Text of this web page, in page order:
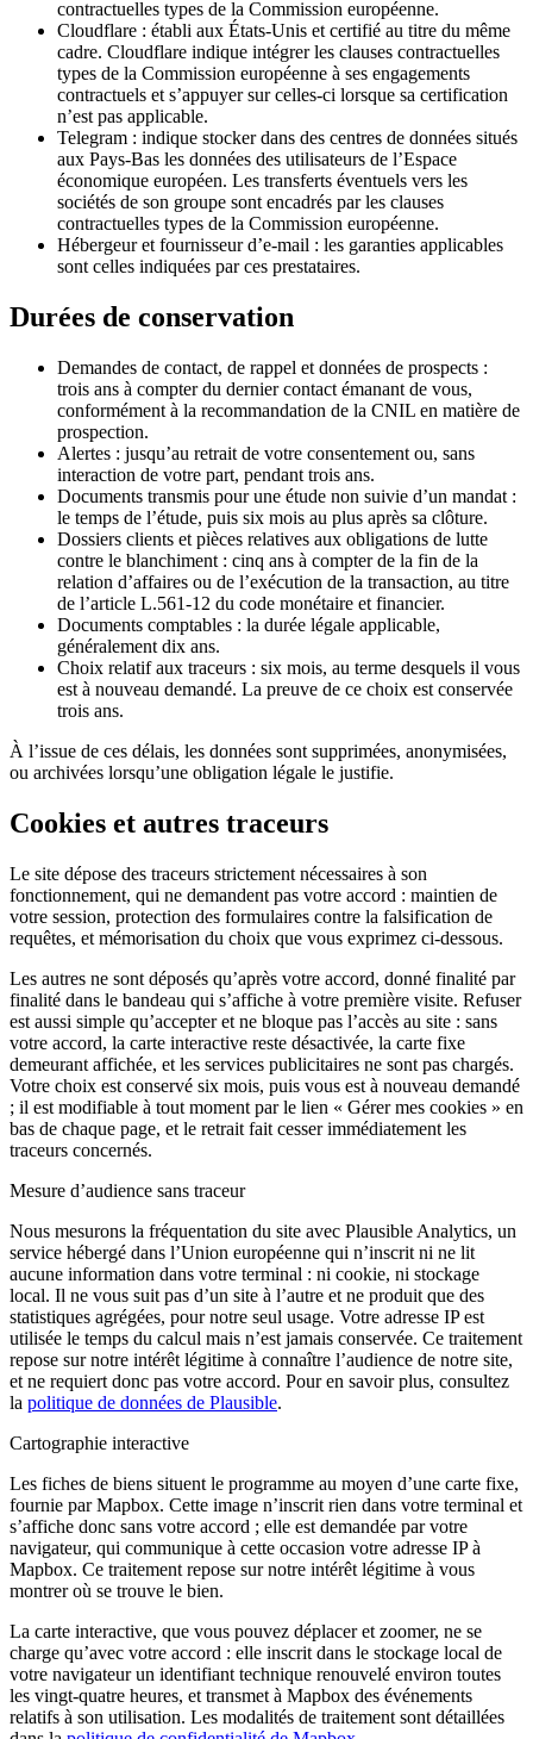
contractuelles types de la Commission européenne.
Cloudflare : établi aux États-Unis et certifié au titre du même
cadre. Cloudflare indique intégrer les clauses contractuelles
types de la Commission européenne à ses engagements
contractuels et s’appuyer sur celles-ci lorsque sa certification
n’est pas applicable.
Telegram : indique stocker dans des centres de données situés
aux Pays-Bas les données des utilisateurs de l’Espace
économique européen. Les transferts éventuels vers les
sociétés de son groupe sont encadrés par les clauses
contractuelles types de la Commission européenne.
Hébergeur et fournisseur d’e-mail : les garanties applicables
sont celles indiquées par ces prestataires.
Durées de conservation
Demandes de contact, de rappel et données de prospects :
trois ans à compter du dernier contact émanant de vous,
conformément à la recommandation de la CNIL en matière de
prospection.
Alertes : jusqu’au retrait de votre consentement ou, sans
interaction de votre part, pendant trois ans.
Documents transmis pour une étude non suivie d’un mandat :
le temps de l’étude, puis six mois au plus après sa clôture.
Dossiers clients et pièces relatives aux obligations de lutte
contre le blanchiment : cinq ans à compter de la fin de la
relation d’affaires ou de l’exécution de la transaction, au titre
de l’article L.561-12 du code monétaire et financier.
Documents comptables : la durée légale applicable,
généralement dix ans.
Choix relatif aux traceurs : six mois, au terme desquels il vous
est à nouveau demandé. La preuve de ce choix est conservée
trois ans.
À l’issue de ces délais, les données sont supprimées, anonymisées,
ou archivées lorsqu’une obligation légale le justifie.
Cookies et autres traceurs
Le site dépose des traceurs strictement nécessaires à son
fonctionnement, qui ne demandent pas votre accord : maintien de
votre session, protection des formulaires contre la falsification de
requêtes, et mémorisation du choix que vous exprimez ci-dessous.
Les autres ne sont déposés qu’après votre accord, donné finalité par
finalité dans le bandeau qui s’affiche à votre première visite. Refuser
est aussi simple qu’accepter et ne bloque pas l’accès au site : sans
votre accord, la carte interactive reste désactivée, la carte fixe
demeurant affichée, et les services publicitaires ne sont pas chargés.
Votre choix est conservé six mois, puis vous est à nouveau demandé
; il est modifiable à tout moment par le lien « Gérer mes cookies » en
bas de chaque page, et le retrait fait cesser immédiatement les
traceurs concernés.
Mesure d’audience sans traceur
Nous mesurons la fréquentation du site avec Plausible Analytics, un
service hébergé dans l’Union européenne qui n’inscrit ni ne lit
aucune information dans votre terminal : ni cookie, ni stockage
local. Il ne vous suit pas d’un site à l’autre et ne produit que des
statistiques agrégées, pour notre seul usage. Votre adresse IP est
utilisée le temps du calcul mais n’est jamais conservée. Ce traitement
repose sur notre intérêt légitime à connaître l’audience de notre site,
et ne requiert donc pas votre accord. Pour en savoir plus, consultez
la politique de données de Plausible.
Cartographie interactive
Les fiches de biens situent le programme au moyen d’une carte fixe,
fournie par Mapbox. Cette image n’inscrit rien dans votre terminal et
s’affiche donc sans votre accord ; elle est demandée par votre
navigateur, qui communique à cette occasion votre adresse IP à
Mapbox. Ce traitement repose sur notre intérêt légitime à vous
montrer où se trouve le bien.
La carte interactive, que vous pouvez déplacer et zoomer, ne se
charge qu’avec votre accord : elle inscrit dans le stockage local de
votre navigateur un identifiant technique renouvelé environ toutes
les vingt-quatre heures, et transmet à Mapbox des événements
relatifs à son utilisation. Les modalités de traitement sont détaillées